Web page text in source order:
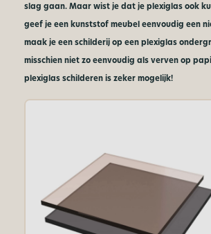
slag gaan. Maar wist je dat je plexiglas ook
geef je een kunststof meubel eenvoudig een
maak je een schilderij op een plexiglas
misschien niet zo eenvoudig als verven op
plexiglas schilderen is zeker mogelijk!